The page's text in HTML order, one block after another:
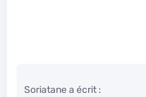
Soriatane a écrit :